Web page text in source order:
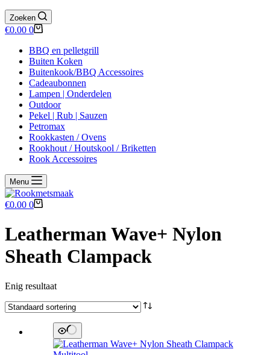
Zoeken
Winkelwagen
€0.00 0
BBQ en pelletgrill
Buiten Koken
Buitenkook/BBQ Accessoires
Cadeaubonnen
Lampen | Onderdelen
Outdoor
Pekel | Rub | Sauzen
Petromax
Rookkasten / Ovens
Rookhout / Houtskool / Briketten
Rook Accessoires
Menu
Winkelwagen
€0.00 0
Leatherman Wave+ Nylon
Sheath Clampack
Enig resultaat